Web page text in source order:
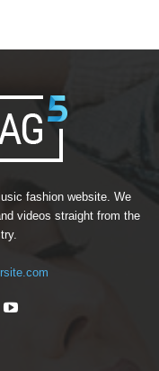
fashion website. We
videos straight from the